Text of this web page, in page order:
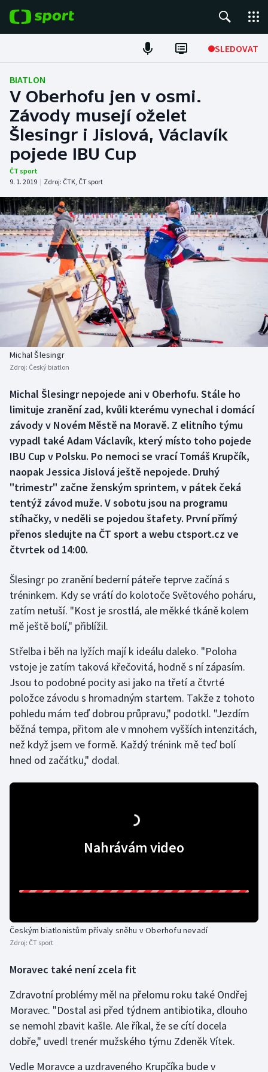
SLEDOVAT
Fotbal
Hokej
Tenis
Atletika
DALŠÍ SPORTY
Americký fotbal
Baseball a softbal
Basketbal
Biatlon
Boby a skeleton
Box
Curling
Dostihy
Florbal
Futsal
Golf
Házená
Jezdectví
Judo
Krasobruslení
Lezení
Lyže a snowboard
Moderní pětiboj
Ragby
Rychlobruslení
Rychlostní kanoistika
Short track
NEPŘEHLÉDNĚTE
Soutěže
Historické návraty
Aplikace ČT sport
AZ kvíz
BIATLON
V Oberhofu jen v osmi.
Závody musejí oželet
Šlesingr i Jislová, Václavík
pojede IBU Cup
ČT sport
9. 1. 2019 | Zdroj: ČTK, ČT sport
Michal Šlesingr
Zdroj: Český biatlon
Michal Šlesingr nepojede ani v Oberhofu. Stále ho
limituje zranění zad, kvůli kterému vynechal i domácí
závody v Novém Městě na Moravě. Z elitního týmu
vypadl také Adam Václavík, který místo toho pojede
IBU Cup v Polsku. Po nemoci se vrací Tomáš Krupčík,
naopak Jessica Jislová ještě nepojede. Druhý
"trimestr" začne ženským sprintem, v pátek čeká
tentýž závod muže. V sobotu jsou na programu
stíhačky, v neděli se pojedou štafety. První přímý
přenos sledujte na ČT sport a webu ctsport.cz ve
čtvrtek od 14:00.
Šlesingr po zranění bederní páteře teprve začíná s
tréninkem. Kdy se vrátí do kolotoče Světového poháru,
zatím netuší. "Kost je srostlá, ale měkké tkáně kolem
mě ještě bolí," přiblížil.
Střelba i běh na lyžích mají k ideálu daleko. "Poloha
vstoje je zatím taková křečovitá, hodně s ní zápasím.
Jsou to podobné pocity asi jako na třetí a čtvrté
položce závodu s hromadným startem. Takže z tohoto
pohledu mám teď dobrou průpravu," podotkl. "Jezdím
běžná tempa, přitom ale v mnohem vyšších intenzitách,
než když jsem ve formě. Každý trénink mě teď bolí
hned od začátku," dodal.
Nahrávám video
Českým biatlonistům přívaly sněhu v Oberhofu nevadí
Zdroj: ČT sport
Moravec také není zcela fit
Zdravotní problémy měl na přelomu roku také Ondřej
Moravec. "Dostal asi před týdnem antibiotika, dlouho
se nemohl zbavit kašle. Ale říkal, že se cítí docela
dobře," uvedl trenér mužského týmu Zdeněk Vítek.
Vedle Moravce a uzdraveného Krupčíka bude v